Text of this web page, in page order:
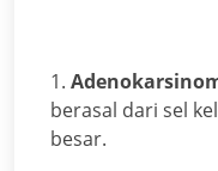
1.
berasal dari sel
besar.